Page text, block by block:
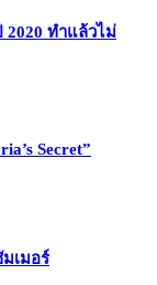
2020 ทำแล้วไม่
Secret”
เมอร์